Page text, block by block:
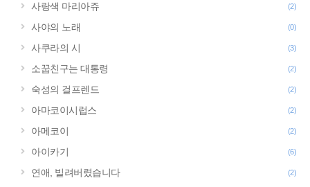
사랑색 마리아쥬 (2)
사야의 노래 (0)
사쿠라의 시 (3)
소꿉친구는 대통령 (2)
숙성의 걸프렌드 (2)
아마코이시럽스 (2)
아메코이 (2)
아이카기 (6)
연애, 빌려버렸습니다 (2)